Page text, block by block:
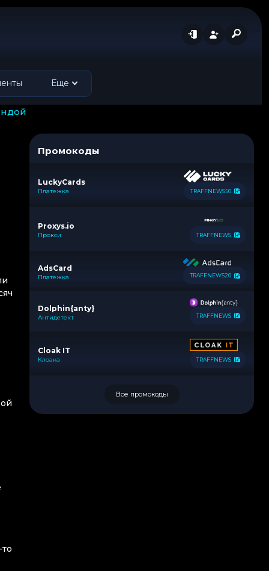
Еще
Промокоды
LuckyCards
Платежка TRAFFNEWS50
Proxys.io
Прокси TRAFFNEWS
AdsCard
Платежка TRAFFNEWS20
Dolphin{anty}
Антидетект TRAFFNEWS
Cloak IT
Клоака TRAFFNEWS
Все промокоды